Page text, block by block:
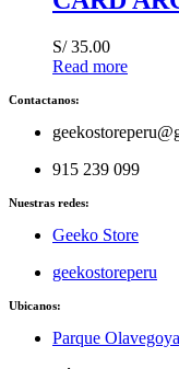
S/35.00
Read more
Contactanos:
915 239 099
Nuestras redes:
Geeko Store
geekostoreperu
Ubicanos:
Parque